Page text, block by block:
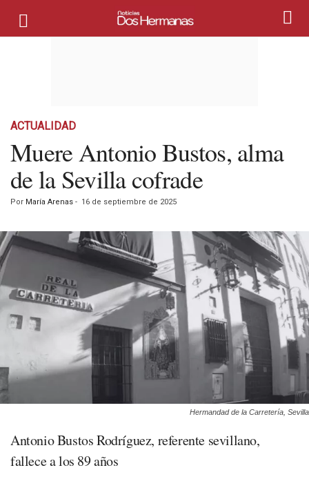
ACTUALIDAD
Muere Antonio Bustos, alma
de la Sevilla cofrade
Por María Arenas - 16 de septiembre de 2025
Hermandad de la Carretería, Sevilla
Antonio Bustos Rodríguez, referente sevillano,
fallece a los 89 años